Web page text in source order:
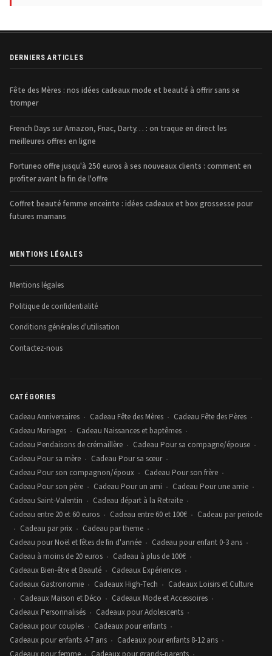
DERNIERS ARTICLES
Fête des Mères : nos idées cadeaux mode et beauté à offrir sans se
tromper
French Days sur Amazon, Fnac, Darty… : on traque en direct les
meilleures offres en ligne
Fortuneo offre jusqu'à 250 euros à ses nouveaux clients : comment en
profiter avant la fin de l'offre
Coffret beauté femme enceinte : idées cadeaux et box grossesse pour
futures mamans
MENTIONS LÉGALES
Mentions légales
Politique de confidentialité
Conditions générales d'utilisation
Contactez-nous
CATÉGORIES
Cadeau Anniversaires • Cadeau Fête des Mères • Cadeau Fête des Pères •
Cadeau Mariages • Cadeau Naissances et baptêmes •
Cadeau Pendaisons de crémaillère • Cadeau Pour sa compagne/épouse •
Cadeau Pour sa mère • Cadeau Pour sa sœur •
Cadeau Pour son compagnon/époux • Cadeau Pour son frère •
Cadeau Pour son père • Cadeau Pour un ami • Cadeau Pour une amie •
Cadeau Saint-Valentin • Cadeau départ à la Retraite •
Cadeau entre 20 et 60 euros • Cadeau entre 60 et 100€ • Cadeau par periode
• Cadeau par prix • Cadeau par theme •
Cadeau pour Noël et fêtes de fin d'année • Cadeau pour enfant 0-3 ans •
Cadeau à moins de 20 euros • Cadeau à plus de 100€ •
Cadeaux Bien-être et Beauté • Cadeaux Expériences •
Cadeaux Gastronomie • Cadeaux High-Tech • Cadeaux Loisirs et Culture
• Cadeaux Maison et Déco • Cadeaux Mode et Accessoires •
Cadeaux Personnalisés • Cadeaux pour Adolescents •
Cadeaux pour couples • Cadeaux pour enfants •
Cadeaux pour enfants 4-7 ans • Cadeaux pour enfants 8-12 ans •
• •